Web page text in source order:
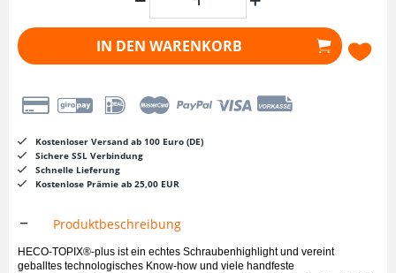
IN DEN WARENKORB
Kostenloser Versand ab 100 Euro (DE)
Sichere SSL Verbindung
Schnelle Lieferung
Kostenlose Prämie ab 25,00 EUR
Produktbeschreibung
HECO-TOPIX®-plus ist ein echtes Schraubenhighlight und vereint
geballtes technologisches Know-how und viele handfeste